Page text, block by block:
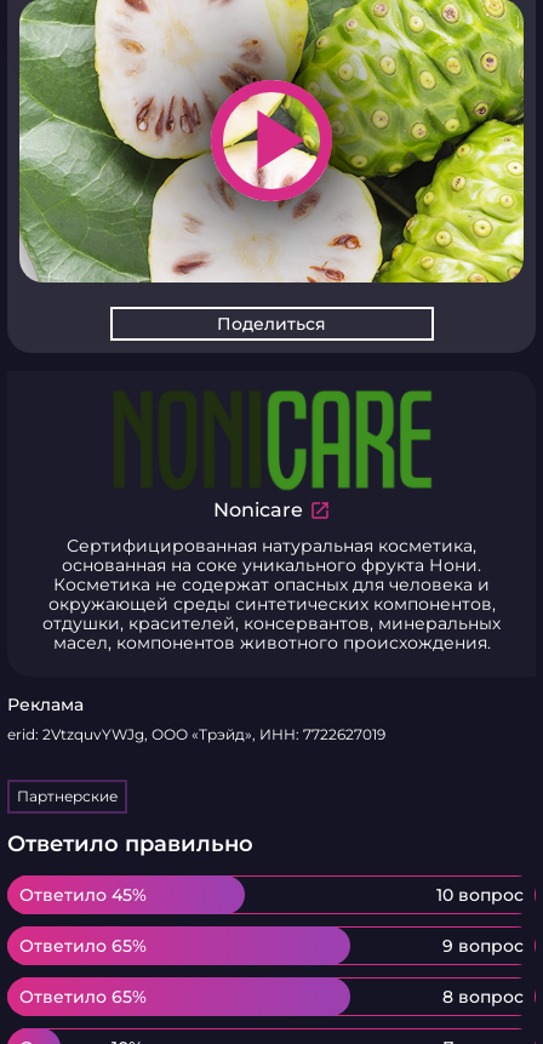
play_arrow
Поделиться
Nonicare
Сертифицированная натуральная косметика,
основанная на соке уникального фрукта Нони.
Косметика не содержат опасных для человека и
окружающей среды синтетических компонентов,
отдушки, красителей, консервантов, минеральных
масел, компонентов животного происхождения.
Реклама
erid: 2VtzquvYWJg, ООО «Трэйд», ИНН: 7722627019
Партнерские
Ответило правильно
Ответило 45% 10 вопрос
Ответило 45%
Ответило 65% 9 вопрос
Ответило 65%
Ответило 65% 8 вопрос
Ответило 65%